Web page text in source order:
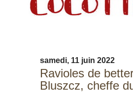
samedi, 11 juin 2022
Ravioles de
Bluszcz, cheffe